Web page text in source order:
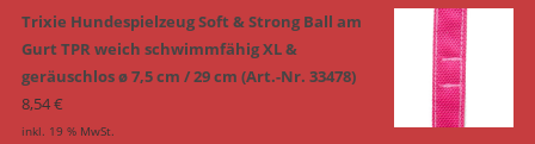
Trixie Hundespielzeug Soft & Strong Ball am
Gurt TPR weich schwimmfähig XL &
geräuschlos ø 7,5 cm / 29 cm (Art.-Nr. 33478)
8,54€
inkl. 19 % MwSt.